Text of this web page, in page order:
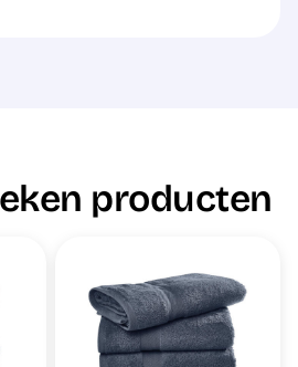
producten